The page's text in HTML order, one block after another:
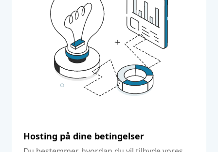
Hosting på dine betingelser